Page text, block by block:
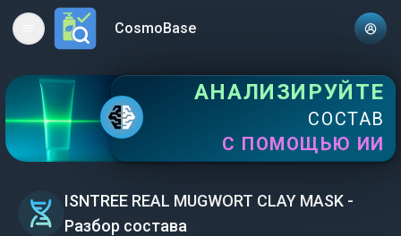
Open main menuCosmoBase
АНАЛИЗИРУЙТЕ
СОСТАВ
С ПОМОЩЬЮ ИИ
ISNTREE REAL MUGWORT CLAY MASK -
Разбор состава